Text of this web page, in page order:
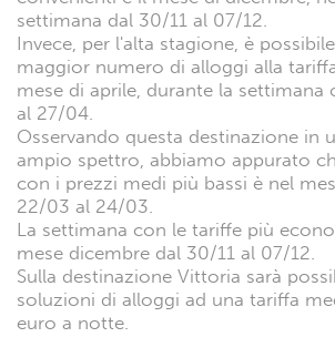
settimana dal 30/11 al 07/12.
Invece, per l'alta stagione, è
maggior numero di alloggi alla
mese di aprile, durante la settimana
al 27/04.
Osservando questa destinazione in
ampio spettro, abbiamo appurato
con i prezzi medi più bassi è nel
22/03 al 24/03.
La settimana con le tariffe più
mese dicembre dal 30/11 al 07/12.
Sulla destinazione Vittoria sarà
soluzioni di alloggi ad una tariffa
euro a notte.